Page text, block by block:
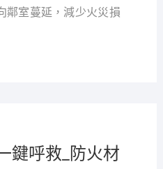
鄰室蔓延，減少火災損
鍵呼救_防火材